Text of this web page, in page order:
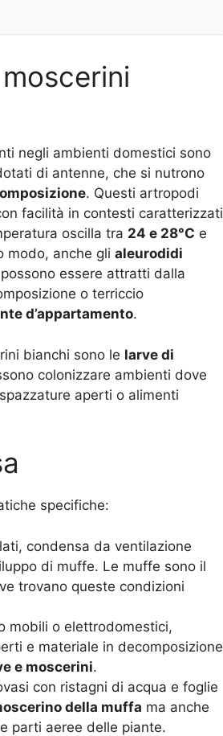
negli ambienti domestici sono
di antenne, che si nutrono
. Questi artropodi
facilità in contesti caratterizzati
oscilla tra 24 e 28°C e
modo, anche gli aleurodidi
possono essere attratti dalla
o terriccio
d’appartamento.
bianchi sono le larve di
colonizzare ambienti dove
aperti o alimenti
specifiche:
condensa da ventilazione
di muffe. Le muffe sono il
trovano queste condizioni
mobili o elettrodomestici,
e materiale in decomposizione
e moscerini.
con ristagni di acqua e foglie
della muffa ma anche
parti aeree delle piante.